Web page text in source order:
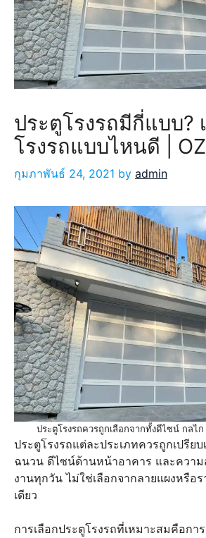
ประตูโรงรถมีกี่แบบ?
โรงรถแบบไหนดี |
กุมภาพันธ์ 24, 2021 by admin
ประตูโรงรถควรถูกเลือกจากทั้งดีไซน์ กลไก
ประตูโรงรถแต่ละประเภทควรถูกเปรีย
ฉนวน ดีไซน์ด้านหน้าอาคาร และความ
งานทุกวัน ไม่ใช่เลือกจากลายแผงหรือร
เดียว
การเลือกประตูโรงรถที่เหมาะสมคือกา